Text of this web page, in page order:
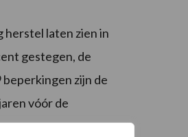
herstel laten zien in
gestegen, de
zijn de
vóór de